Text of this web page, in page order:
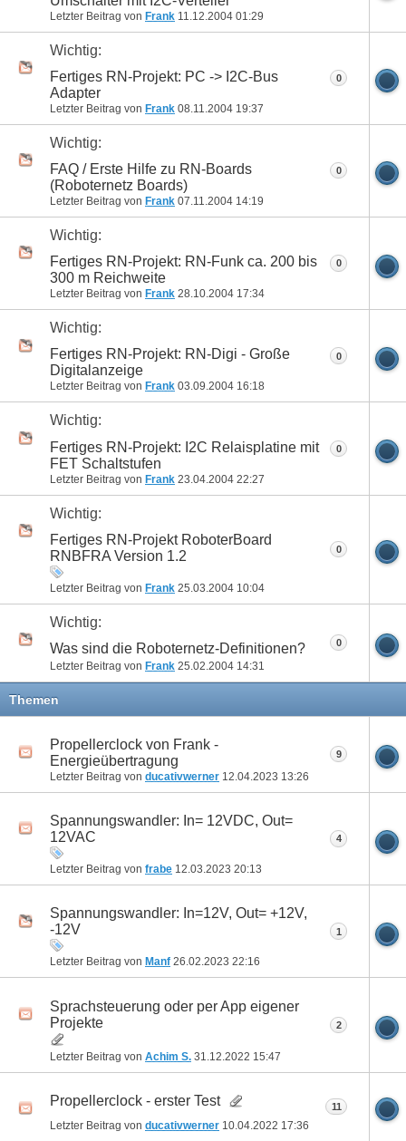
Letzter Beitrag von Frank 11.12.2004 01:29
Wichtig:
Fertiges RN-Projekt: PC -> I2C-Bus
Adapter
Letzter Beitrag von Frank 08.11.2004 19:37
0
Wichtig:
FAQ / Erste Hilfe zu RN-Boards
(Roboternetz Boards)
Letzter Beitrag von Frank 07.11.2004 14:19
0
Wichtig:
Fertiges RN-Projekt: RN-Funk ca. 200 bis
300 m Reichweite
Letzter Beitrag von Frank 28.10.2004 17:34
0
Wichtig:
Fertiges RN-Projekt: RN-Digi - Große
Digitalanzeige
Letzter Beitrag von Frank 03.09.2004 16:18
0
Wichtig:
Fertiges RN-Projekt: I2C Relaisplatine mit
FET Schaltstufen
Letzter Beitrag von Frank 23.04.2004 22:27
0
Wichtig:
Fertiges RN-Projekt RoboterBoard
RNBFRA Version 1.2
Letzter Beitrag von Frank 25.03.2004 10:04
0
Wichtig:
Was sind die Roboternetz-Definitionen?
Letzter Beitrag von Frank 25.02.2004 14:31
0
Themen
Propellerclock von Frank -
Energieübertragung
Letzter Beitrag von ducativwerner 12.04.2023 13:26
9
Spannungswandler: In= 12VDC, Out=
12VAC
Letzter Beitrag von frabe 12.03.2023 20:13
4
Spannungswandler: In=12V, Out= +12V,
-12V
Letzter Beitrag von Manf 26.02.2023 22:16
1
Sprachsteuerung oder per App eigener
Projekte
Letzter Beitrag von Achim S. 31.12.2022 15:47
2
Propellerclock - erster Test
Letzter Beitrag von ducativwerner 10.04.2022 17:36
11